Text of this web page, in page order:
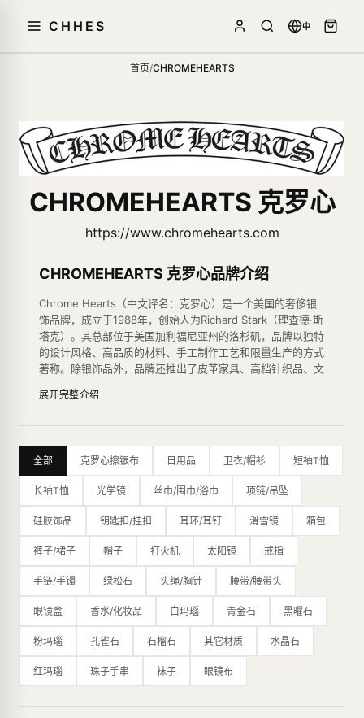
CHHES 中
首页/CHROMEHEARTS
CHROMEHEARTS 克罗心
https://www.chromehearts.com
CHROMEHEARTS 克罗心品牌介绍
Chrome Hearts（中文译名：克罗心）是一个美国的奢侈银
饰品牌，成立于1988年，创始人为Richard Stark（理查德·斯
塔克）。其总部位于美国加利福尼亚州的洛杉矶，品牌以独特
的设计风格、高品质的材料、手工制作工艺和限量生产的方式
著称。除银饰品外，品牌还推出了皮革家具、高档针织品、文
Chrome Hearts的设计风格独具特色，主要运用了滑稽、嘲
了高品质的925纯银，其产品在银饰品行业享有盛誉。此外，
品牌还推出了珠宝系列，使用了白金、钻石等高档材料，展现
了其奢华品质。
Chrome Hearts的限量生产方式也是品牌的特点之一，每一
款产品都是经过设计师精心设计、手工制作，数量极其有限。
更加稀有和有价值。
除了其独特的设计风格和高品质的材料，Chrome Hearts在
制作工艺上也非常讲究，采用了传统的银匠工艺，从设计、铸
造、打磨到雕刻都采用手工完成，每一件产品都是经过多道工
序精雕细琢而成，完美地展现了品牌的高品质和工艺水平。
其设计风格以哥特式摇滚元素为主，融合了浓郁的个性和奢
华，成为时尚圈的标志之一。品牌曾获得CFDA大奖，并受到
众多艺术家和名人的喜爱，如Virgil Abloh、Bella Hadid、滚
石、百家乐等。
内部装饰摆满了克罗心标志性的十字花图案、乌木十字架图
展开完整介绍
全部 克罗心擦银布 日用品 卫衣/帽衫 短袖T恤
长袖T恤 光学镜 丝巾/围巾/浴巾 项链/吊坠
硅胶饰品 钥匙扣/挂扣 耳环/耳钉 滑雪镜 箱包
裤子/裙子 帽子 打火机 太阳镜 戒指
手链/手镯 绿松石 头绳/胸针 腰带/腰带头
眼镜盒 香水/化妆品 白玛瑙 青金石 黑曜石
粉玛瑙 孔雀石 石榴石 其它材质 水晶石
红玛瑙 珠子手串 袜子 眼镜布